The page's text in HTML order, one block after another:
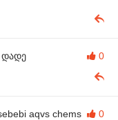
0
დადე
0
aqvs chems